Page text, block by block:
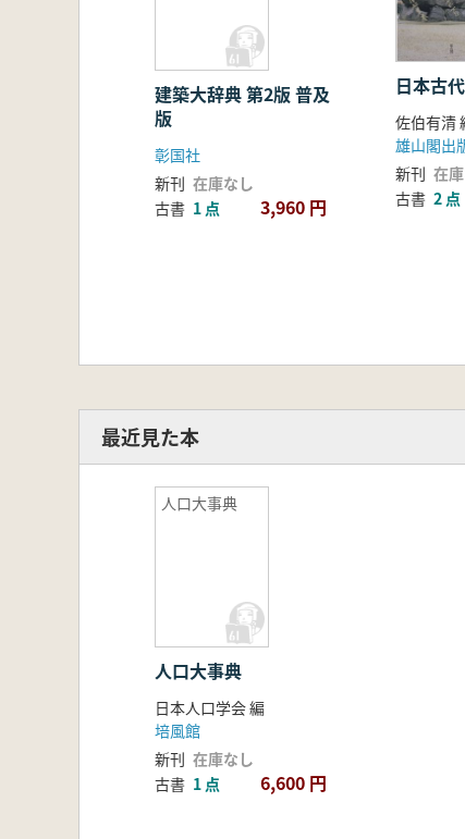
建築大辞典 第2版 普及
版
彰国社
新刊 在庫なし
古書 1 点 3,960 円
日本古
佐伯有清
雄山閣出
新刊 在
古書 2 点
最近見た本
人口大事典
人口大事典
日本人口学会 編
培風館
新刊 在庫なし
古書 1 点 6,600 円